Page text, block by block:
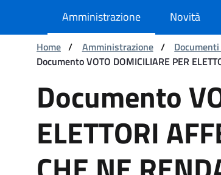
Amministrazione Novità
Ti trovi in:
Home / Amministrazione /
Documento VOTO DOMICILIARE PER
Documento VOTO
Documento
ELETTORI